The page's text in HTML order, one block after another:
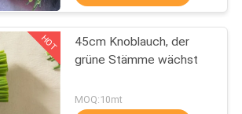
Bean
15
HOT
45cm Knoblauch, der
grüne Stämme wächst
MOQ:10mt